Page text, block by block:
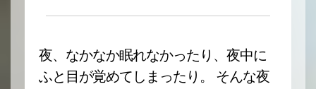
夜、なかなか眠れなかったり、夜中に
ふと目が覚めてしまったり。 そんな夜